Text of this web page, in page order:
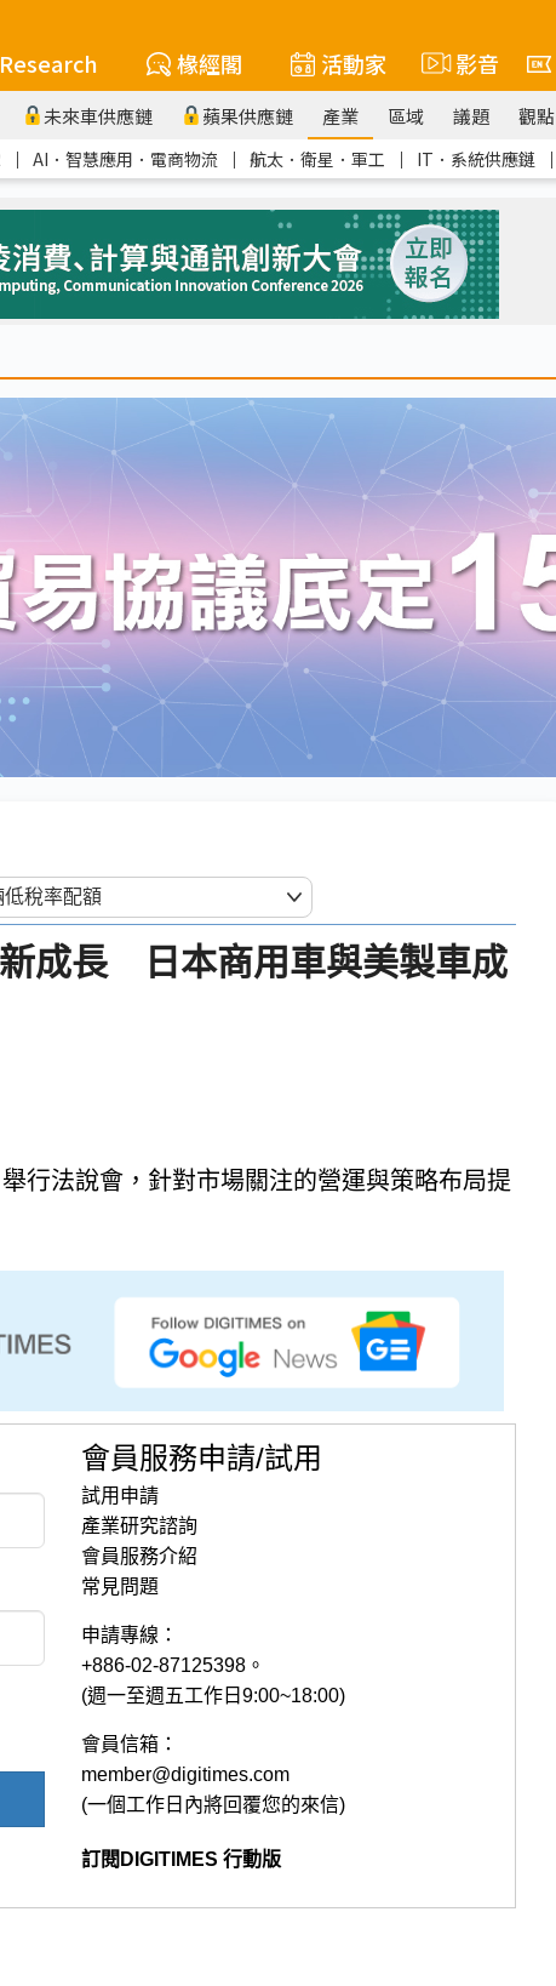
Research 椽經閣 活動家 影音
未來車供應鏈 蘋果供應鏈 產業 區域 議題 觀點
｜ AI．智慧應用．電商物流 ｜ 航太．衛星．軍工 ｜ IT．系統供應鏈 ｜
成長 日本商用車與美製車成
行法說會，針對市場關注的營運與策略布局提
會員服務申請/試用
試用申請
產業研究諮詢
會員服務介紹
常見問題
申請專線：
+886-02-87125398。
(週一至週五工作日9:00~18:00)
會員信箱：
member@digitimes.com
(一個工作日內將回覆您的來信)
訂閱DIGITIMES 行動版